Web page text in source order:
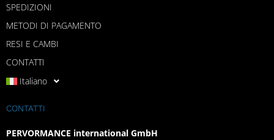
SPEDIZIONI
METODI DI PAGAMENTO
RESI E CAMBI
CONTATTI
Italiano
CONTATTI
PERVORMANCE international GmbH